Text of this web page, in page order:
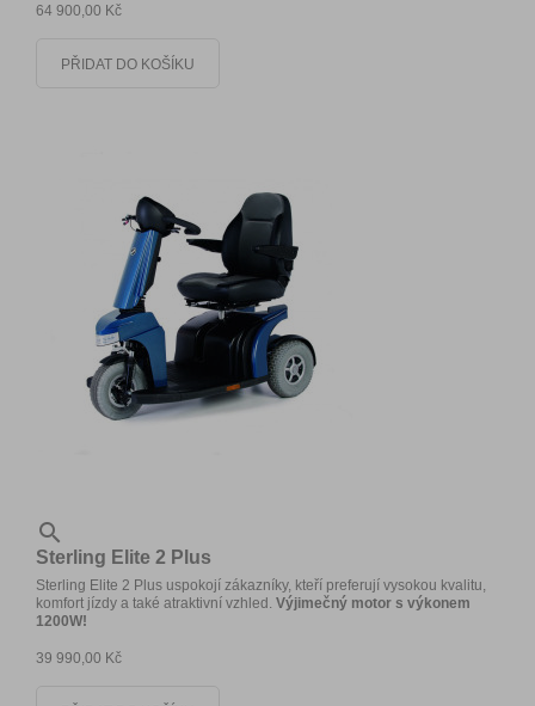
64 900,00 Kč
PŘIDAT DO KOŠÍKU

Sterling Elite 2 Plus
Sterling Elite 2 Plus uspokojí zákazníky, kteří preferují vysokou kvalitu,
komfort jízdy a také atraktivní vzhled. Výjimečný motor s výkonem
1200W!
39 990,00 Kč